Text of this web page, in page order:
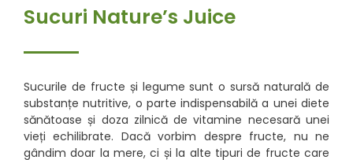
Sucuri Nature’s Juice
Sucurile de fructe și legume sunt o sursă naturală de
substanțe nutritive, o parte indispensabilă a unei diete
sănătoase și doza zilnică de vitamine necesară unei
vieți echilibrate. Dacă vorbim despre fructe, nu ne
gândim doar la mere, ci și la alte tipuri de fructe care